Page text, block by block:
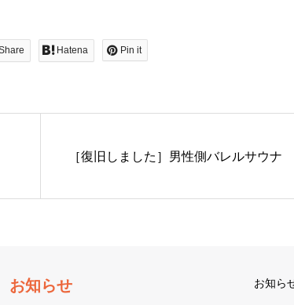
Hatena Pin it
［復旧しました］男性側バレルサウナ
お知らせ お知ら